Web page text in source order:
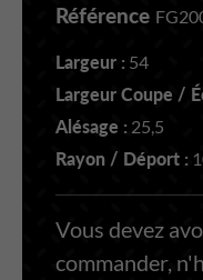
Référence
Largeur : 54
Largeur Coupe /
Alésage : 25,5
Rayon / Déport :
Vous devez
commander,